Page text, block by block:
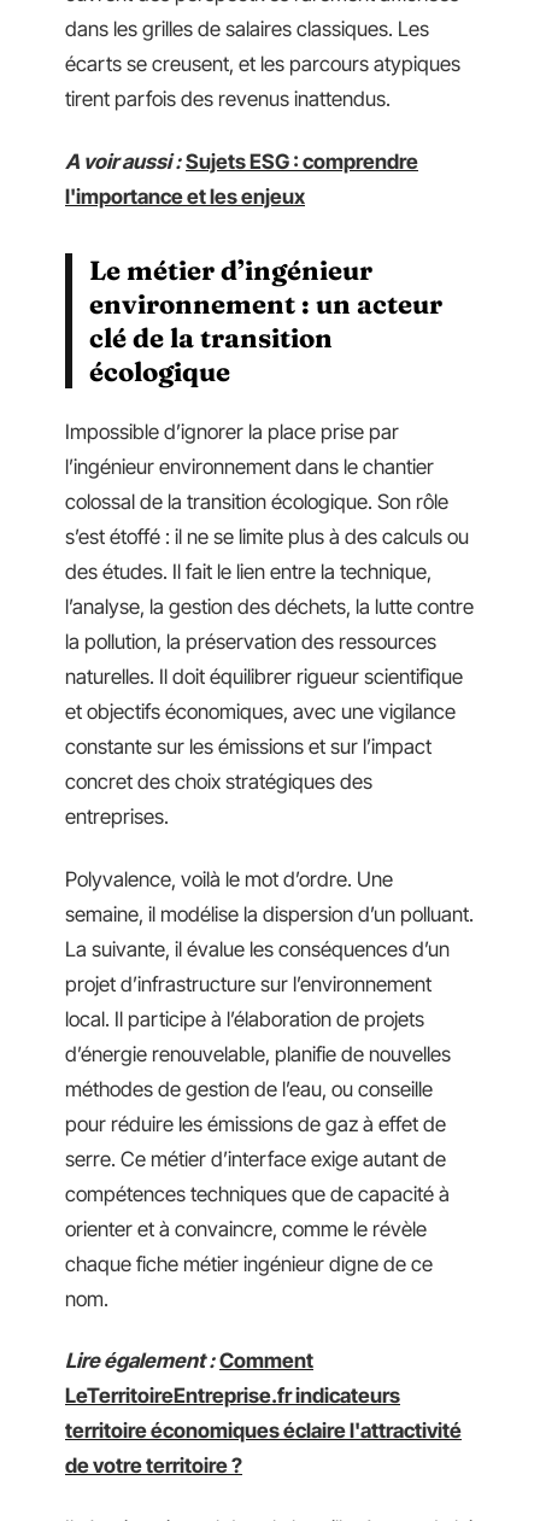
dans les grilles de salaires classiques. Les
écarts se creusent, et les parcours atypiques
tirent parfois des revenus inattendus.
A voir aussi : Sujets ESG : comprendre
l'importance et les enjeux
Le métier d’ingénieur
environnement : un acteur
clé de la transition
écologique
Impossible d’ignorer la place prise par
l’ingénieur environnement dans le chantier
colossal de la transition écologique. Son rôle
s’est étoffé : il ne se limite plus à des calculs ou
des études. Il fait le lien entre la technique,
l’analyse, la gestion des déchets, la lutte contre
la pollution, la préservation des ressources
naturelles. Il doit équilibrer rigueur scientifique
et objectifs économiques, avec une vigilance
constante sur les émissions et sur l’impact
concret des choix stratégiques des
entreprises.
Polyvalence, voilà le mot d’ordre. Une
semaine, il modélise la dispersion d’un polluant.
La suivante, il évalue les conséquences d’un
projet d’infrastructure sur l’environnement
local. Il participe à l’élaboration de projets
d’énergie renouvelable, planifie de nouvelles
méthodes de gestion de l’eau, ou conseille
pour réduire les émissions de gaz à effet de
serre. Ce métier d’interface exige autant de
compétences techniques que de capacité à
orienter et à convaincre, comme le révèle
chaque fiche métier ingénieur digne de ce
nom.
Lire également : Comment
LeTerritoireEntreprise.fr indicateurs
territoire économiques éclaire l'attractivité
de votre territoire ?